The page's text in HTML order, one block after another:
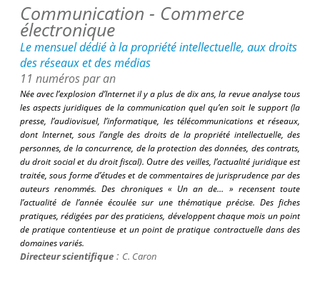
Communication - Commerce
électronique
Le mensuel dédié à la propriété intellectuelle, aux droits
des réseaux et des médias
11 numéros par an
Née avec l’explosion d’Internet il y a plus de dix ans, la revue analyse tous
les aspects juridiques de la communication quel qu’en soit le support(la
presse, l’audiovisuel, l’informatique, les télécommunications et réseaux,
dont Internet, sous l’angle des droits de la propriété intellectuelle, des
personnes, de la concurrence, de la protection des données, des contrats,
du droit social et du droit fiscal). Outre des veilles, l’actualité juridique est
traitée, sous forme d’études et de commentaires de jurisprudence par des
auteurs renommés. Des chroniques « Un an de… » recensenttoute
l’actualité de l’année écoulée sur une thématique précise. Des fiches
pratiques, rédigées par des praticiens, développent chaque mois un point
de pratique contentieuse et un point de pratique contractuelle dans des
domaines variés.
Directeur scientifique : C. Caron